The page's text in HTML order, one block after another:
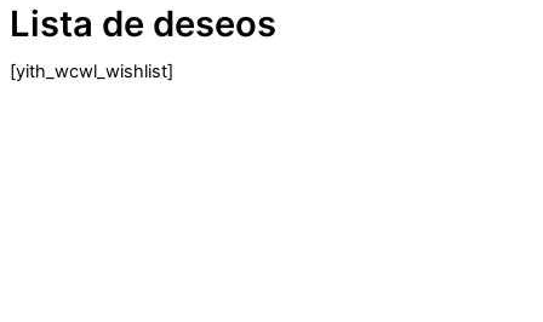
Lista de deseos
[yith_wcwl_wishlist]